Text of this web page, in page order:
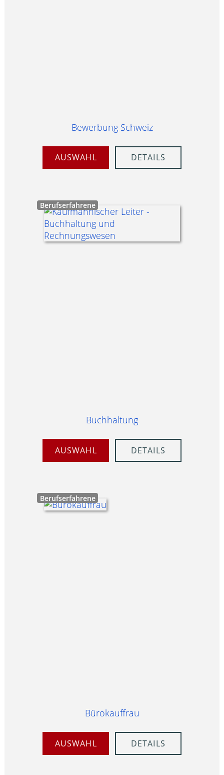
Bewerbung Schweiz
AUSWAHL DETAILS
Berufserfahrene
Buchhaltung
AUSWAHL DETAILS
Berufserfahrene
Bürokauffrau
AUSWAHL DETAILS